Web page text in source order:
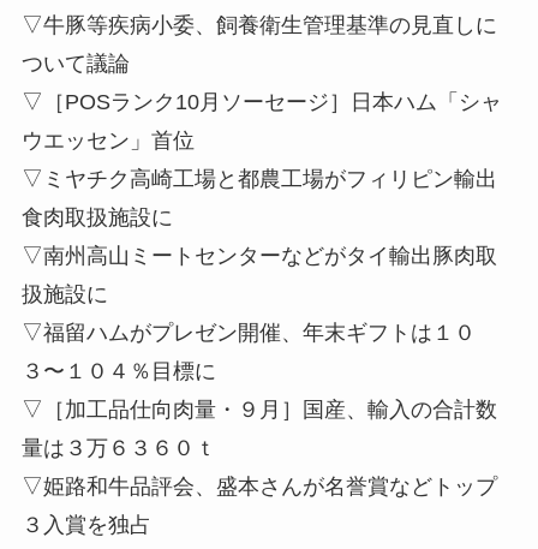
▽牛豚等疾病小委、飼養衛生管理基準の見直しに
ついて議論
▽［POSランク10月ソーセージ］日本ハム「シャ
ウエッセン」首位
▽ミヤチク高崎工場と都農工場がフィリピン輸出
食肉取扱施設に
▽南州高山ミートセンターなどがタイ輸出豚肉取
扱施設に
▽福留ハムがプレゼン開催、年末ギフトは１０
３〜１０４％目標に
▽［加工品仕向肉量・９月］国産、輸入の合計数
量は３万６３６０ｔ
▽姫路和牛品評会、盛本さんが名誉賞などトップ
３入賞を独占